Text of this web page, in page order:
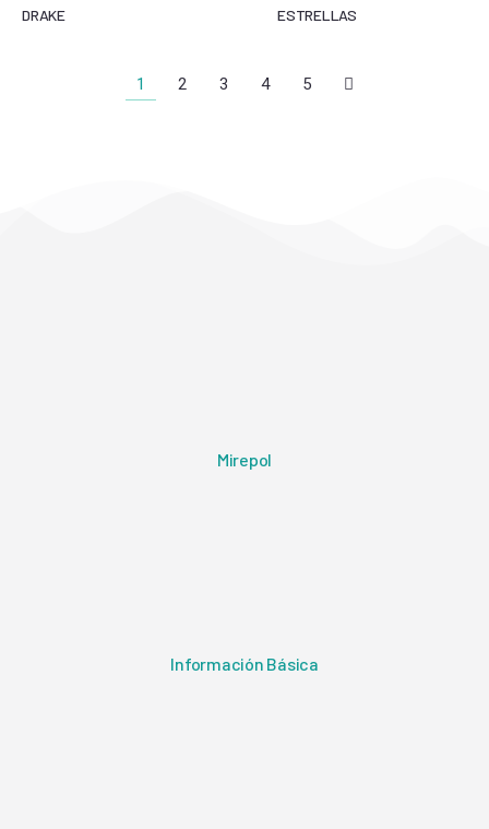
DRAKE ESTRELLAS
1 2 3 4 5
Mirepol
Información Básica